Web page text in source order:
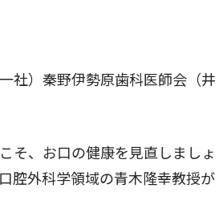
社）秦野伊勢原歯科医師会（井
そ、お口の健康を見直しましょ
腔外科学領域の青木隆幸教授が